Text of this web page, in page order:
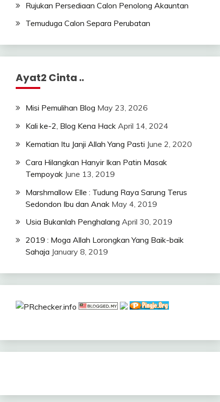
Rujukan Persediaan Calon Penolong Akauntan
Temuduga Calon Separa Perubatan
Ayat2 Cinta ..
Misi Pemulihan Blog May 23, 2026
Kali ke-2, Blog Kena Hack April 14, 2024
Kematian Itu Janji Allah Yang Pasti June 2, 2020
Cara Hilangkan Hanyir Ikan Patin Masak
Tempoyak June 13, 2019
Marshmallow Elle : Tudung Raya Sarung Terus
Sedondon Ibu dan Anak May 4, 2019
Usia Bukanlah Penghalang April 30, 2019
2019 : Moga Allah Lorongkan Yang Baik-baik
Sahaja January 8, 2019